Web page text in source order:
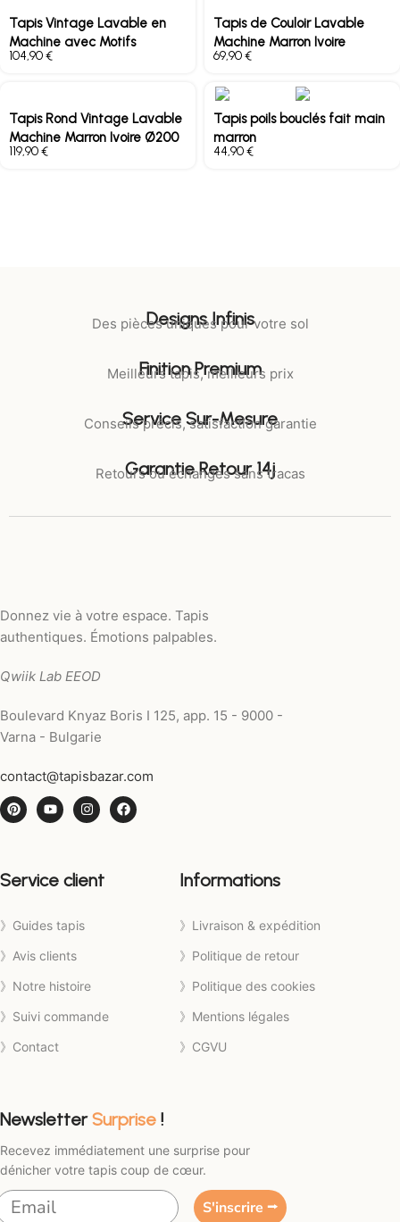
Tapis Vintage Lavable en
Machine avec Motifs
€
Tapis de Couloir Lavable
Machine Marron Ivoire
€
Tapis Rond Vintage Lavable
Machine Marron Ivoire Ø200
€
Tapis poils bouclés fait main
marron
€
Designs Infinis
Des pièces uniques pour votre sol
Finition Premium
Meilleurs tapis, meilleurs prix
Service Sur-Mesure
Conseils précis, satisfaction garantie
Garantie Retour 14j
Retours ou échanges sans tracas
Donnez vie à votre espace. Tapis
authentiques. Émotions palpables.
Qwiik Lab EEOD
Boulevard Knyaz Boris I 125, app. 15 - 9000 -
Varna - Bulgarie
contact@tapisbazar.com
Service client
》Guides tapis
》Avis clients
》Notre histoire
》Suivi commande
》Contact
Informations
》Livraison & expédition
》Politique de retour
》Politique des cookies
》Mentions légales
》CGVU
NewsletterSurprise !
Recevez immédiatement une surprise pour
dénicher votre tapis coup de cœur.
S'inscrire ⭢